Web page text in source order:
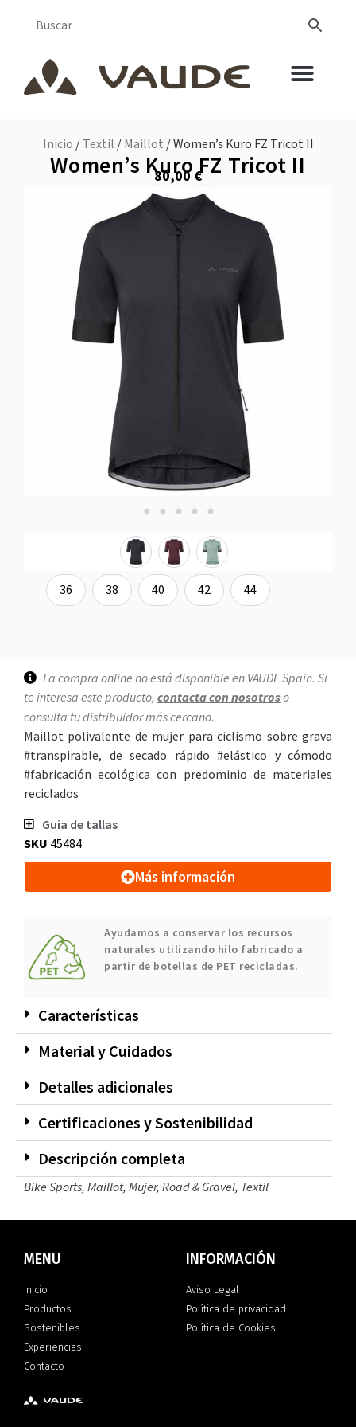
Inicio /Textil /Maillot / Women’s Kuro FZ Tricot II
Women’s Kuro FZ Tricot II
80,00€
36 38 40 42 44
La compra online no está disponible en VAUDE Spain. Si
te interesa este producto, contacta con nosotroso
consulta tu distribuidor más cercano.
Maillot polivalente de mujer para ciclismo sobre grava
#transpirable, de secado rápido #elástico y cómodo
#fabricación ecológica con predominio de materiales
reciclados
Guia de tallas
SKU 45484
Más información
Ayudamos a conservar los recursos
naturales utilizando hilo fabricado a
partir de botellas de PET recicladas.
Características
Material y Cuidados
Detalles adicionales
Certificaciones y Sostenibilidad
Descripción completa
Bike Sports, Maillot, Mujer, Road & Gravel, Textil
MENU
Inicio
Productos
Sostenibles
Experiencias
Contacto
INFORMACIÓN
Aviso Legal
Política de privacidad
Política de Cookies